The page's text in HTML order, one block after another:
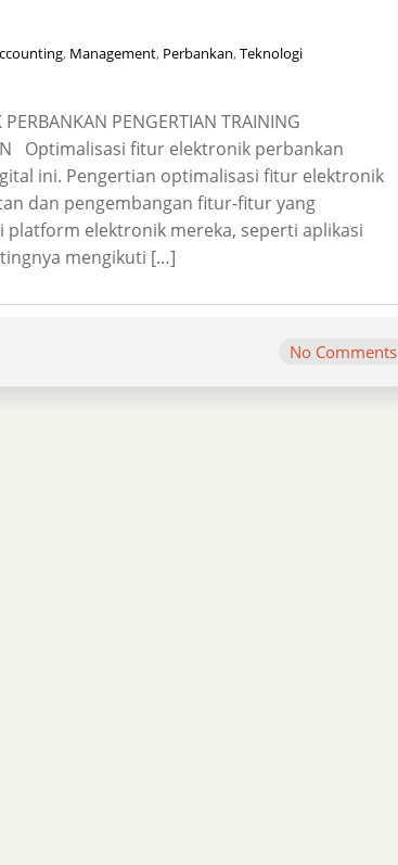
, Management, Perbankan,Teknologi
PENGERTIAN TRAINING
Optimalisasi fitur elektronik perbankan
ini. Pengertian optimalisasi fitur elektronik
dan pengembangan fitur-fitur yang
elektronik mereka, seperti aplikasi
mengikuti […]
No Comments